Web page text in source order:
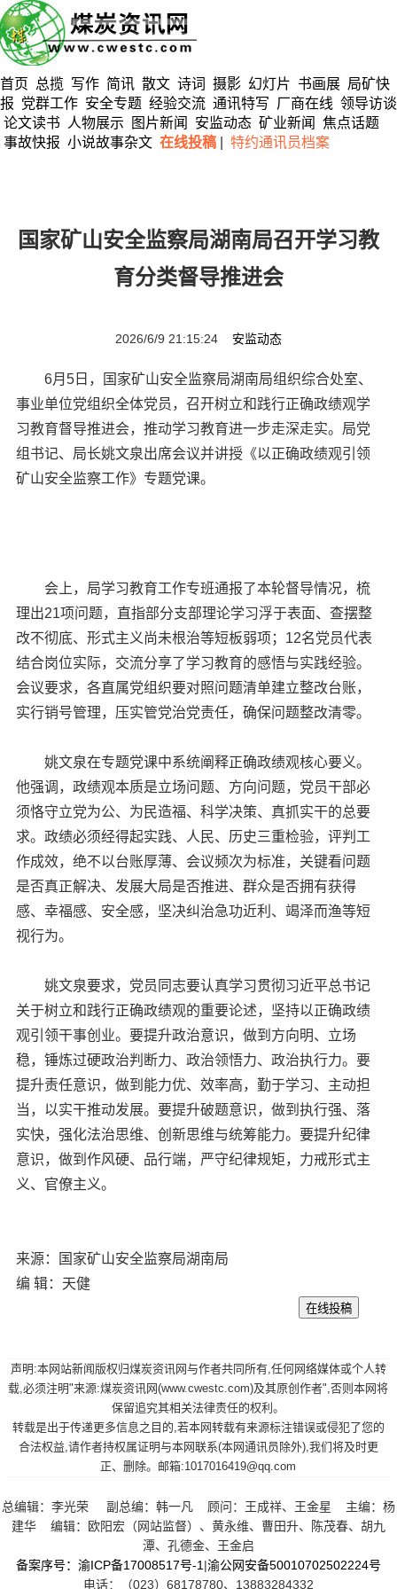
首页 总揽 写作 简讯 散文 诗词 摄影 幻灯片 书画展 局矿快
报 党群工作 安全专题 经验交流 通讯特写 厂商在线 领导访谈
论文读书
人物展示 图片新闻 安监动态 矿业新闻
焦点话题
事故快报 小说故事杂文 在线投稿 特约通讯员档案
国家矿山安全监察局湖南局召开学习教
育分类督导推进会
2026/6/9 21:15:24 安监动态
6月5日，国家矿山安全监察局湖南局组织综合处室、
事业单位党组织全体党员，召开树立和践行正确政绩观学
习教育督导推进会，推动学习教育进一步走深走实。局党
组书记、局长姚文泉出席会议并讲授《以正确政绩观引领
矿山安全监察工作》专题党课。
会上，局学习教育工作专班通报了本轮督导情况，梳
理出21项问题，直指部分支部理论学习浮于表面、查摆整
改不彻底、形式主义尚未根治等短板弱项；12名党员代表
结合岗位实际，交流分享了学习教育的感悟与实践经验。
会议要求，各直属党组织要对照问题清单建立整改台账，
实行销号管理，压实管党治党责任，确保问题整改清零。
姚文泉在专题党课中系统阐释正确政绩观核心要义。
他强调，政绩观本质是立场问题、方向问题，党员干部必
须恪守立党为公、为民造福、科学决策、真抓实干的总要
求。政绩必须经得起实践、人民、历史三重检验，评判工
作成效，绝不以台账厚薄、会议频次为标准，关键看问题
是否真正解决、发展大局是否推进、群众是否拥有获得
感、幸福感、安全感，坚决纠治急功近利、竭泽而渔等短
视行为。
姚文泉要求，党员同志要认真学习贯彻习近平总书记
关于树立和践行正确政绩观的重要论述，坚持以正确政绩
观引领干事创业。要提升政治意识，做到方向明、立场
稳，锤炼过硬政治判断力、政治领悟力、政治执行力。要
提升责任意识，做到能力优、效率高，勤于学习、主动担
当，以实干推动发展。要提升破题意识，做到执行强、落
实快，强化法治思维、创新思维与统筹能力。要提升纪律
意识，做到作风硬、品行端，严守纪律规矩，力戒形式主
义、官僚主义。
来源：国家矿山安全监察局湖南局
编 辑：天健
声明:本网站新闻版权归煤炭资讯网与作者共同所有,任何网络媒体或个人转
载,必须注明"来源:煤炭资讯网(www.cwestc.com)及其原创作者",否则本网将
保留追究其相关法律责任的权利。
转载是出于传递更多信息之目的,若本网转载有来源标注错误或侵犯了您的
合法权益,请作者持权属证明与本网联系(本网通讯员除外),我们将及时更
正、删除。邮箱:1017016419@qq.com
总编辑：李光荣 副总编：韩一凡 顾问：王成祥、王金星 主编：杨
建华 编辑：欧阳宏（网站监督）、黄永维、曹田升、陈茂春、胡九
潭、孔德金、王金启
备案序号：渝ICP备17008517号-1 |渝公网安备50010702502224号
电话：（023）68178780、13883284332